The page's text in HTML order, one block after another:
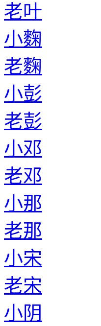
老叶
小麴
老麴
小彭
老彭
小邓
老邓
小那
老那
小宋
老宋
小阴